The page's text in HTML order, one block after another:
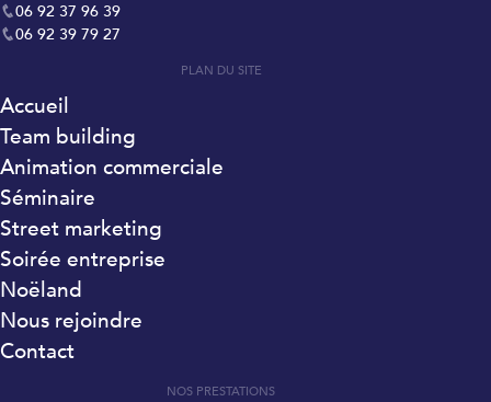
06 92 37 96 39
06 92 39 79 27
PLAN DU SITE
Accueil
Team building
Animation commerciale
Séminaire
Street marketing
Soirée entreprise
Noëland
Nous rejoindre
Contact
NOS PRESTATIONS